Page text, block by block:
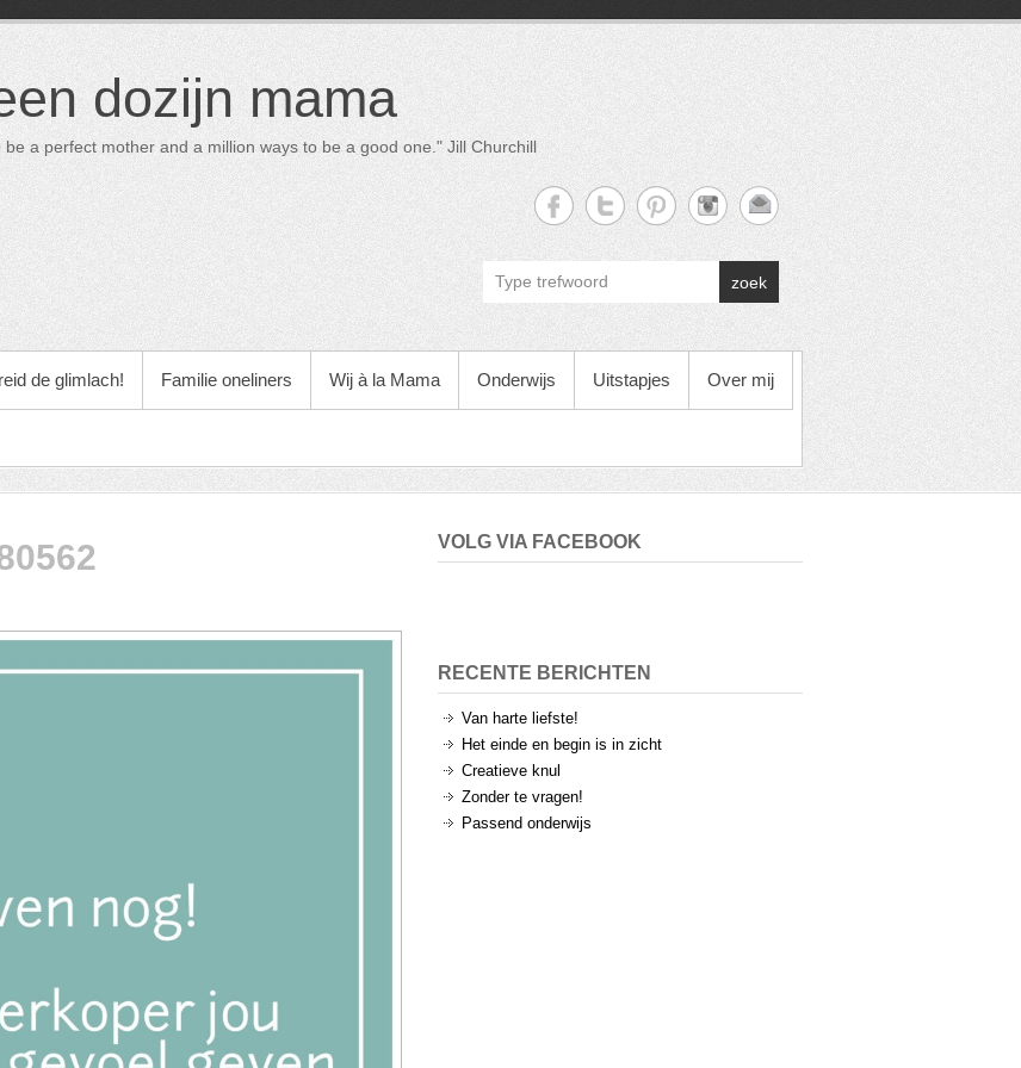
dozijn mama
a perfect mother and a million ways to be a good one." Jill Churchill
zoek
de glimlach! Familie oneliners Wij à la Mama Onderwijs Uitstapjes Over mij
VOLG VIA FACEBOOK
RECENTE BERICHTEN
Van harte liefste!
Het einde en begin is in zicht
Creatieve knul
Zonder te vragen!
Passend onderwijs